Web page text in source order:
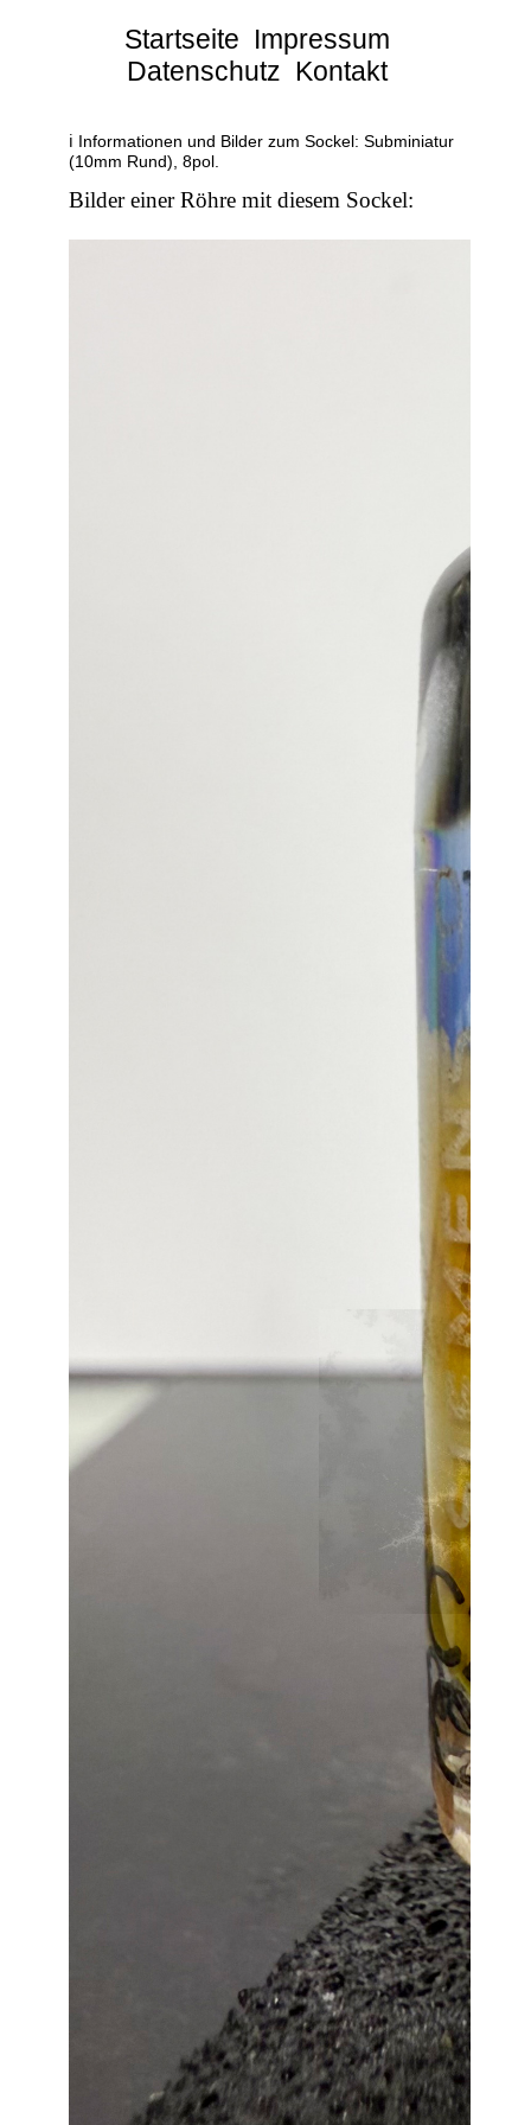
Startseite Impressum
Datenschutz Kontakt
ℹ Informationen und Bilder zum Sockel: Subminiatur
(10mm Rund), 8pol.
Bilder einer Röhre mit diesem Sockel: